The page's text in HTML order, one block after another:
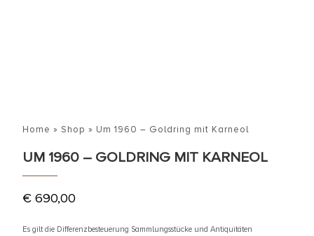
Home » Shop » Um 1960 – Goldring mit Karneol
UM 1960 – GOLDRING MIT KARNEOL
€ 690,00
Es gilt die Differenzbesteuerung Sammlungsstücke und Antiquitäten